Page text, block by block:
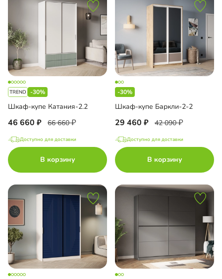
-30%
Шкаф-купе Катания-2.2
46 660 66 660
Доступно для доставки
В корзину
-30%
Шкаф-купе Баркли-2-2
29 460 42 090
Доступно для доставки
В корзину